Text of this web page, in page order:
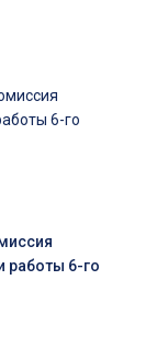
работы 6-го